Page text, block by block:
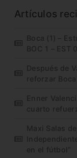
Artículos
Boca (1) –
BOC 1 – EST 0
Después de
reforzar Boca
Enner
cuarto
Maxi Salas
en el fútbol”